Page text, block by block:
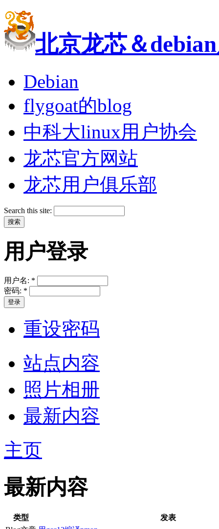
北京龙芯＆
Debian
flygoat的blog
中科大linux用户协会
龙芯官方网站
龙芯用户俱乐部
Search this site:
用户登录
用户名: *
密码: *
重设密码
站点内容
照片相册
最新内容
主页
最新内容
类型
发表